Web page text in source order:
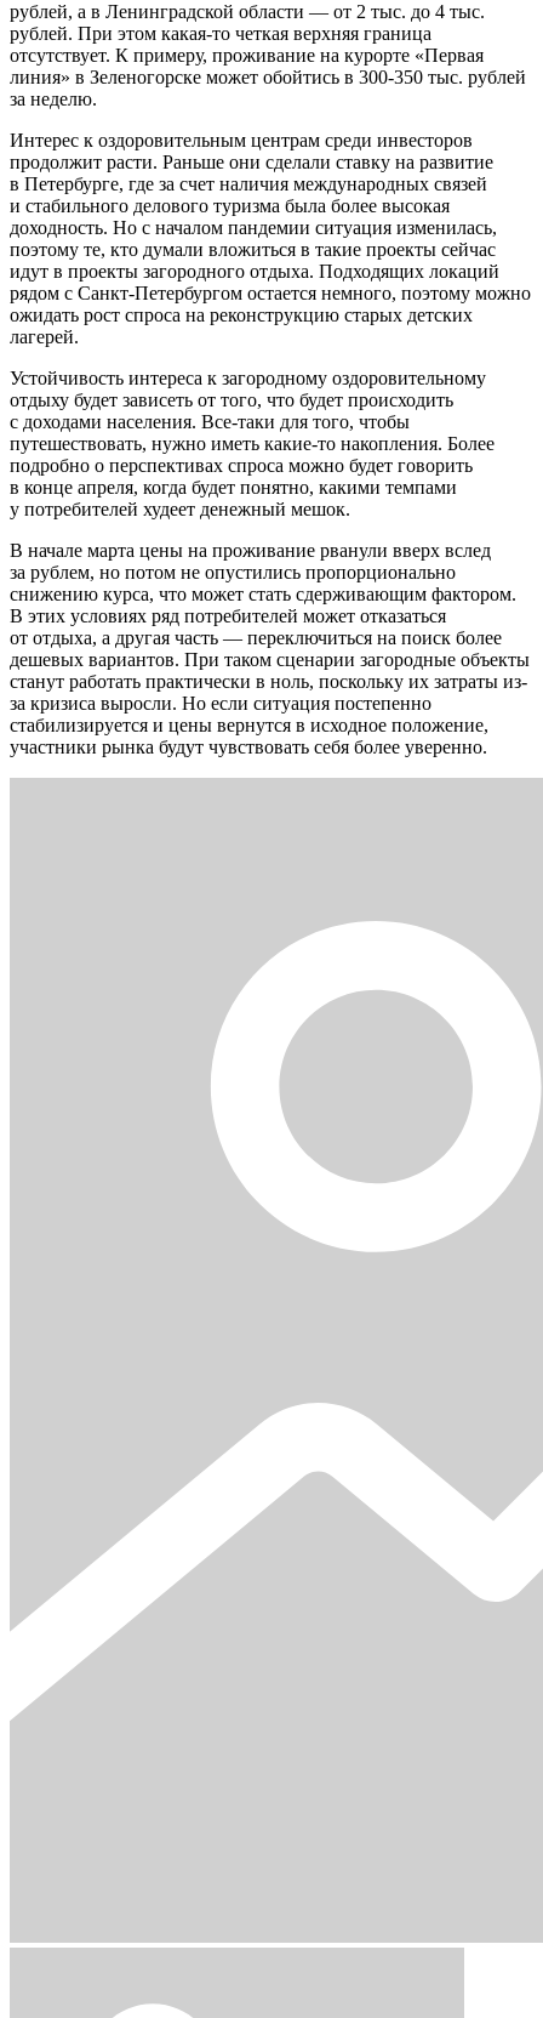
рублей, а в Ленинградской области — от 2 тыс. до 4 тыс.
рублей. При этом какая-то четкая верхняя граница
отсутствует. К примеру, проживание на курорте «Первая
линия» в Зеленогорске может обойтись в 300-350 тыс. рублей
за неделю.
Интерес к оздоровительным центрам среди инвесторов
продолжит расти. Раньше они сделали ставку на развитие
в Петербурге, где за счет наличия международных связей
и стабильного делового туризма была более высокая
доходность. Но с началом пандемии ситуация изменилась,
поэтому те, кто думали вложиться в такие проекты сейчас
идут в проекты загородного отдыха. Подходящих локаций
рядом с Санкт-Петербургом остается немного, поэтому можно
ожидать рост спроса на реконструкцию старых детских
лагерей.
Устойчивость интереса к загородному оздоровительному
отдыху будет зависеть от того, что будет происходить
с доходами населения. Все-таки для того, чтобы
путешествовать, нужно иметь какие-то накопления. Более
подробно о перспективах спроса можно будет говорить
в конце апреля, когда будет понятно, какими темпами
у потребителей худеет денежный мешок.
В начале марта цены на проживание рванули вверх вслед
за рублем, но потом не опустились пропорционально
снижению курса, что может стать сдерживающим фактором.
В этих условиях ряд потребителей может отказаться
от отдыха, а другая часть — переключиться на поиск более
дешевых вариантов. При таком сценарии загородные объекты
станут работать практически в ноль, поскольку их затраты из-
за кризиса выросли. Но если ситуация постепенно
стабилизируется и цены вернутся в исходное положение,
участники рынка будут чувствовать себя более уверенно.